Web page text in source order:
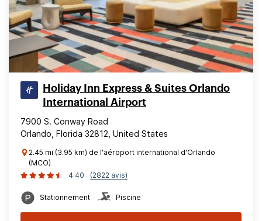
Holiday Inn Express & Suites Orlando
International Airport
7900 S. Conway Road
Orlando, Florida 32812, United States
2.45 mi (3.95 km) de l'aéroport international d'Orlando
(MCO)
4.40
(2822 avis)
Stationnement Piscine